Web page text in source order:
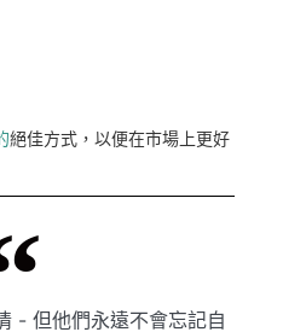
絕佳方式，以便在市場上更好
- 但他們永遠不會忘記自